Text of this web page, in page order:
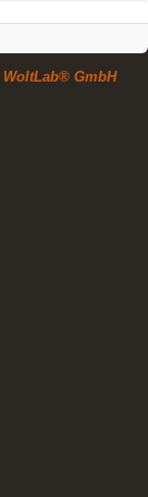
WoltLab® GmbH